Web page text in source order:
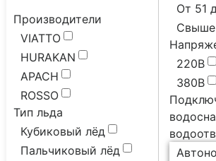
Производители
VIATTO
HURAKAN
APACH
ROSSO
Тип льда
Кубиковый лёд
Пальчиковый лёд
От 51
Свыше
220В
380В